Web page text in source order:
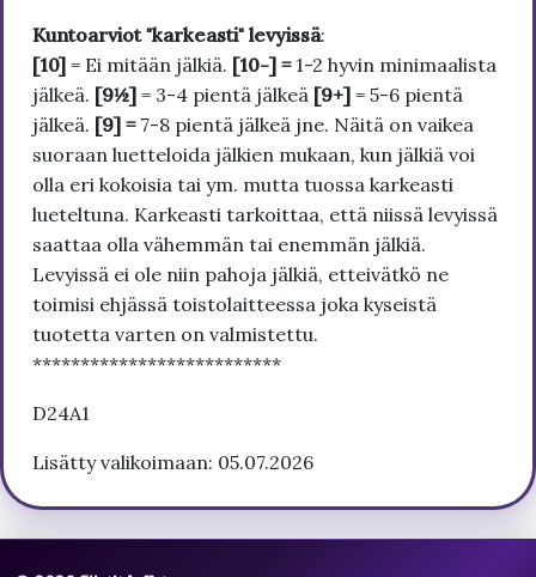
Kuntoarviot "karkeasti" levyissä:
[10] = Ei mitään jälkiä. [10-] = 1-2 hyvin minimaalista
jälkeä. [9½] = 3-4 pientä jälkeä [9+] = 5-6 pientä
jälkeä. [9] = 7-8 pientä jälkeä jne. Näitä on vaikea
suoraan luetteloida jälkien mukaan, kun jälkiä voi
olla eri kokoisia tai ym. mutta tuossa karkeasti
lueteltuna. Karkeasti tarkoittaa, että niissä levyissä
saattaa olla vähemmän tai enemmän jälkiä.
Levyissä ei ole niin pahoja jälkiä, etteivätkö ne
toimisi ehjässä toistolaitteessa joka kyseistä
tuotetta varten on valmistettu.
**************************
D24A1
Lisätty valikoimaan: 05.07.2026